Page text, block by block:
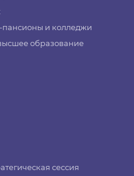
и колледжи
образование
сессия